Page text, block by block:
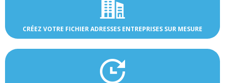
CRÉEZ VOTRE FICHIER ADRESSES ENTREPRISES SUR MESURE